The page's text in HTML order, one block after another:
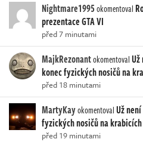
Nightmare1995okomentoval
prezentace GTA VI
před 7 minutami
MajkRezonantokomentoval
konec fyzických nosičů na
před 18 minutami
MartyKayokomentovalUž
fyzických nosičů na
před 19 minutami